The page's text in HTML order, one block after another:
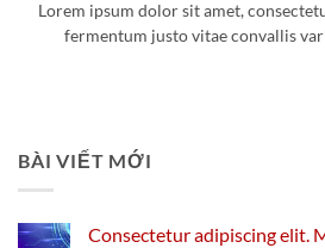
Lorem ipsum dolor sit amet,
fermentum justo vitae convallis
BÀI VIẾT MỚI
Consectetur adipiscing elit.